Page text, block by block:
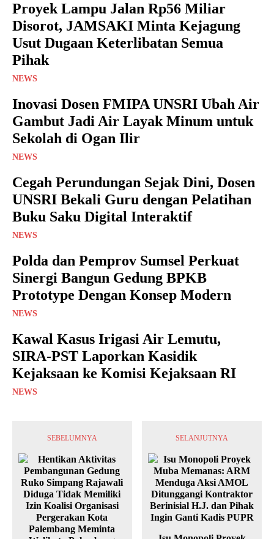
Proyek Lampu Jalan Rp56 Miliar
Disorot, JAMSAKI Minta Kejagung
Usut Dugaan Keterlibatan Semua
Pihak
NEWS
Inovasi Dosen FMIPA UNSRI Ubah Air
Gambut Jadi Air Layak Minum untuk
Sekolah di Ogan Ilir
NEWS
Cegah Perundungan Sejak Dini, Dosen
UNSRI Bekali Guru dengan Pelatihan
Buku Saku Digital Interaktif
NEWS
Polda dan Pemprov Sumsel Perkuat
Sinergi Bangun Gedung BPKB
Prototype Dengan Konsep Modern
NEWS
Kawal Kasus Irigasi Air Lemutu,
SIRA-PST Laporkan Kasidik
Kejaksaan ke Komisi Kejaksaan RI
NEWS
SEBELUMNYA SELANJUTNYA